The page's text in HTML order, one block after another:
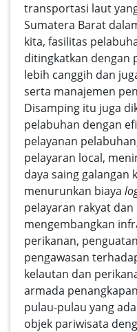
transportasi laut
Sumatera Barat
kita, fasilitas
ditingkatkan dengan
lebih canggih dan
serta manajemen
Disamping itu juga
pelabuhan dengan
pelayanan
pelayaran local,
daya saing galangan
menurunkan biaya
pelayaran rakyat
mengembangkan
perikanan,
pengawasan
kelautan dan
armada
pulau-pulau yang
objek pariwisata